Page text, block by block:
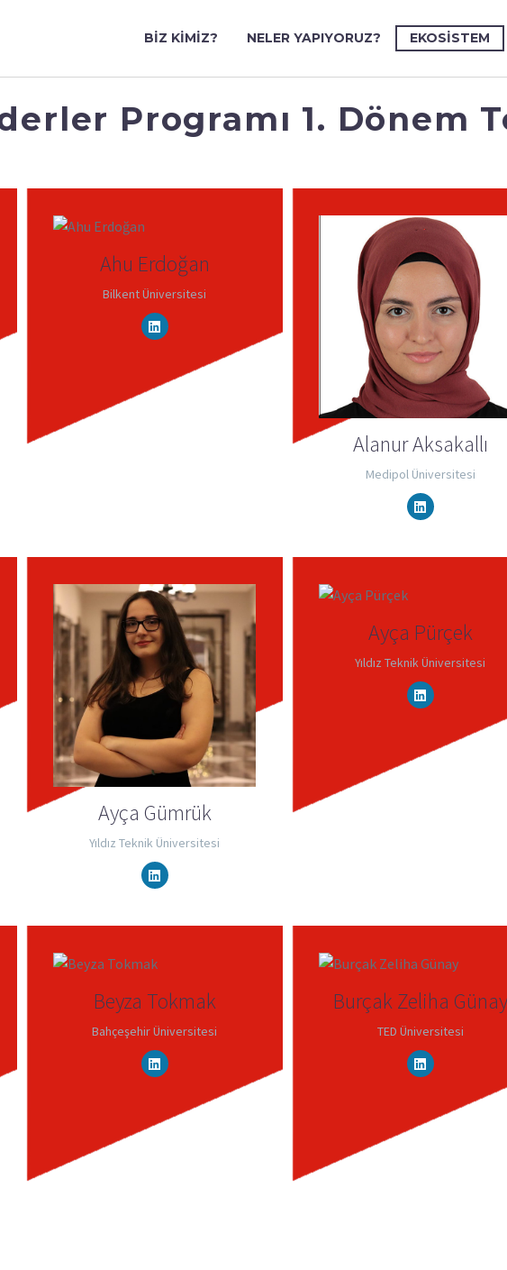
BIZ KIMIZ? NELER YAPIYORUZ? EKOSISTEM
Programı 1. Dönem
Ahu Erdoğan
Bilkent Üniversitesi
Alanur Aksakallı
Medipol Üniversitesi
Ayça Gümrük
Yıldız Teknik Üniversitesi
Ayça Pürçek
Yıldız Teknik Üniversitesi
Beyza Tokmak
Bahçeşehir Üniversitesi
Burçak Zeliha Günay
TED Üniversitesi